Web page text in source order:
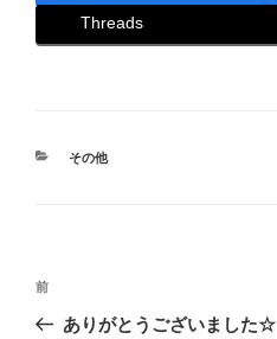
Threads
カ
その他
投
前
の
前
ありがとうございました☆